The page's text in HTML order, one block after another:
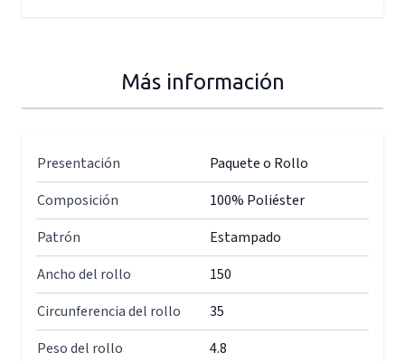
Más información
Presentación
Paquete o Rollo
Composición
100% Poliéster
Patrón
Estampado
Ancho del rollo
150
Circunferencia del rollo
35
Peso del rollo
4.8